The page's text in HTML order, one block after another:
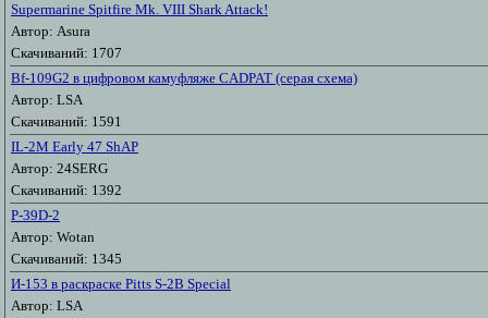
Supermarine Spitfire Mk. VIII Shark Attack!
Автор: Asura
Скачиваний: 1707
Bf-109G2 в цифровом камуфляже CADPAT (серая схема)
Автор: LSA
Скачиваний: 1591
IL-2M Early 47 ShAP
Автор: 24SERG
Скачиваний: 1392
P-39D-2
Автор: Wotan
Скачиваний: 1345
И-153 в раскраске Pitts S-2B Special
Автор: LSA